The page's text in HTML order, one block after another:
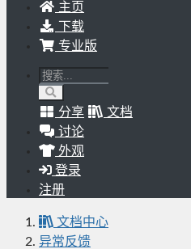
主页
下载
专业版
分享
文档
讨论
外观
登录
注册
文档中心
异常反馈